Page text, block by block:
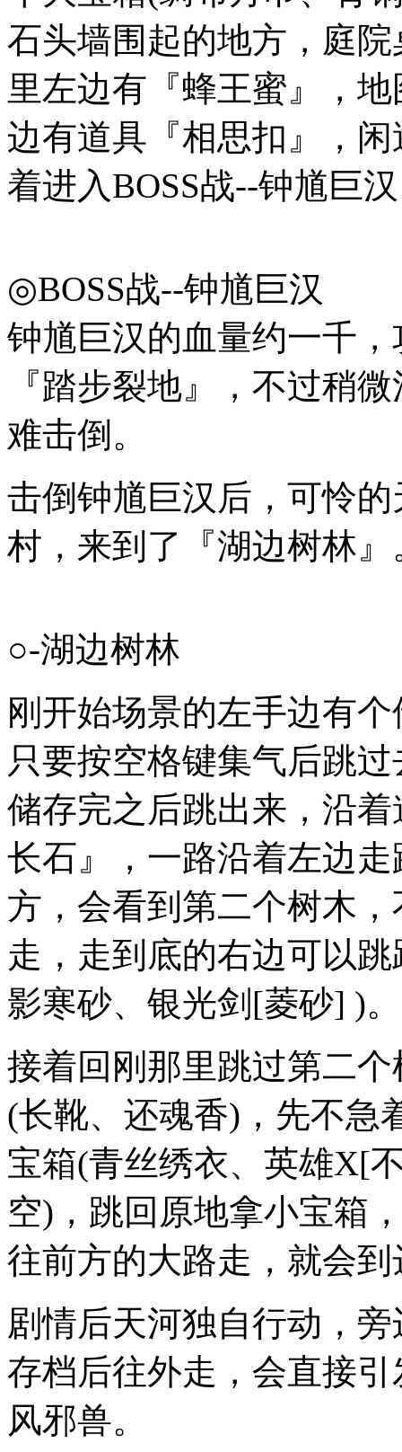
石头墙围起的地方，庭
里左边有『蜂王蜜』，
边有道具『相思扣』，
着进入BOSS战--钟馗巨
◎BOSS战--钟馗巨汉
钟馗巨汉的血量约一千
『踏步裂地』，不过稍
难击倒。
击倒钟馗巨汉后，可怜
村，来到了『湖边树林』
○-湖边树林
刚开始场景的左手边有
只要按空格键集气后跳
储存完之后跳出来，沿
长石』，一路沿着左边
方，会看到第二个树木
走，走到底的右边可以
影寒砂、银光剑[菱砂] )。
接着回刚那里跳过第二
(长靴、还魂香)，先不急
宝箱(青丝绣衣、英雄X[
空)，跳回原地拿小宝箱
往前方的大路走，就会
剧情后天河独自行动，
存档后往外走，会直接
风邪兽。